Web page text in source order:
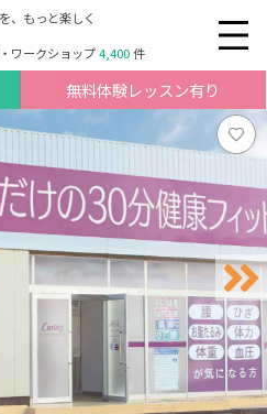
、もっと楽しく
ワークショップ4,400件
無料体験レッスン有り